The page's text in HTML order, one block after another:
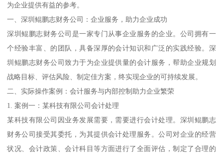
为企业提供有益的参考。
一、深圳鲲鹏志财务公司：企业服务，助力企业成功
深圳鲲鹏志财务公司是一家专门从事企业服务的企业。公司拥有一
个经验丰富、的团队，具备深厚的会计知识和广泛的实践经验。深
圳鲲鹏志财务公司致力于为企业提供量的会计服务，帮助企业规划
战略目标、评估风险、制定佳方案，终实现企业的可持续发展。
二、实际操作案例：会计服务与内部控制助力企业繁荣
1. 案例一：某科技有限公司会计处理
某科技有限公司因业务发展需要，需要进行会计处理。深圳鲲鹏志
财务公司接受其委托，为其提供会计处理服务。公司对企业的经营
状况、会计政策、会计科目等方面进行了全面评估，制定了合理的